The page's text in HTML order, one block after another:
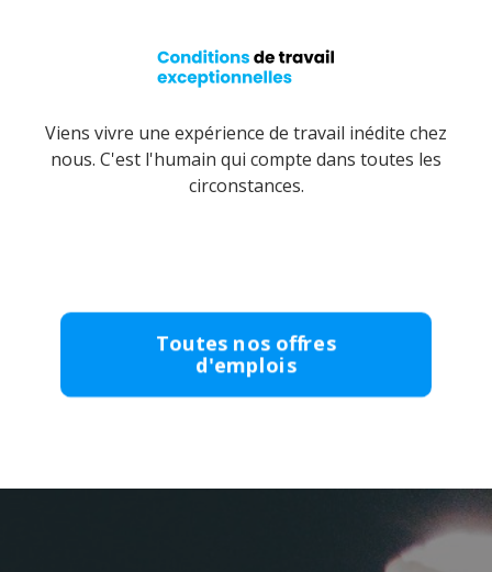
Viens vivre une expérience de travail inédite chez
nous. C'est l'humain qui compte dans toutes les
circonstances.
Toutes nos offres
d'emplois